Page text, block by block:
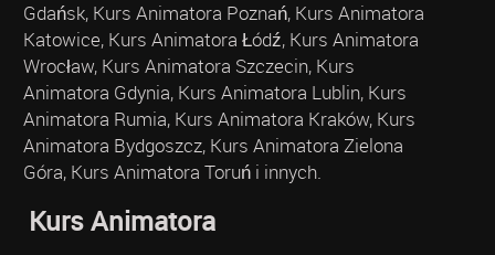
Gdańsk, Kurs Animatora Poznań, Kurs Animatora
Katowice, Kurs Animatora Łódź, Kurs Animatora
Wrocław, Kurs Animatora Szczecin, Kurs
Animatora Gdynia, Kurs Animatora Lublin, Kurs
Animatora Rumia, Kurs Animatora Kraków, Kurs
Animatora Bydgoszcz, Kurs Animatora Zielona
Góra, Kurs Animatora Toruń i innych.
Kurs Animatora